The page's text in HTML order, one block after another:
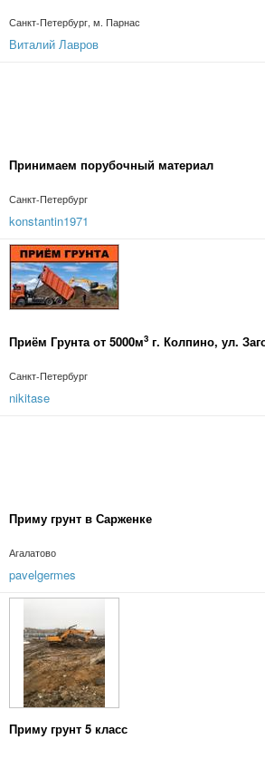
Санкт-Петербург, м. Парнас
Виталий Лавров
Принимаем порубочный материал
Санкт-Петербург
konstantin1971
Приём Грунта от 5000м3 г. Колпино, ул.
Санкт-Петербург
nikitase
Приму грунт в Сарженке
Агалатово
pavelgermes
Приму грунт 5 класс